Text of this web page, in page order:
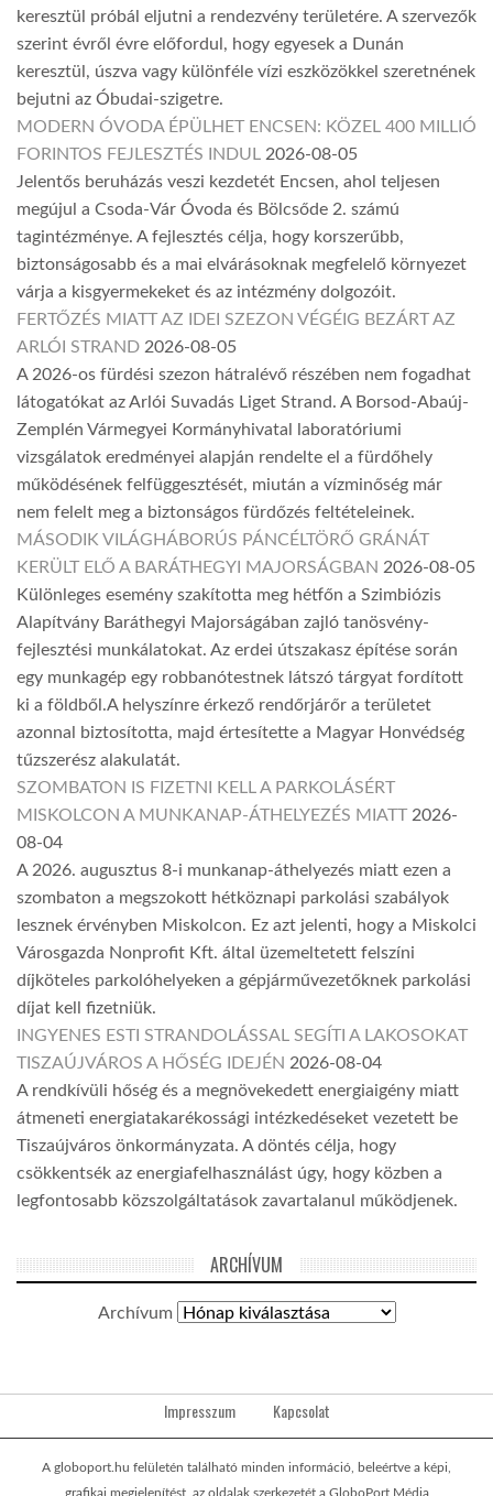
keresztül próbál eljutni a rendezvény területére. A szervezők
szerint évről évre előfordul, hogy egyesek a Dunán
keresztül, úszva vagy különféle vízi eszközökkel szeretnének
bejutni az Óbudai-szigetre.
MODERN ÓVODA ÉPÜLHET ENCSEN: KÖZEL 400 MILLIÓ
FORINTOS FEJLESZTÉS INDUL 2026-08-05
Jelentős beruházás veszi kezdetét Encsen, ahol teljesen
megújul a Csoda-Vár Óvoda és Bölcsőde 2. számú
tagintézménye. A fejlesztés célja, hogy korszerűbb,
biztonságosabb és a mai elvárásoknak megfelelő környezet
várja a kisgyermekeket és az intézmény dolgozóit.
FERTŐZÉS MIATT AZ IDEI SZEZON VÉGÉIG BEZÁRT AZ
ARLÓI STRAND 2026-08-05
A 2026-os fürdési szezon hátralévő részében nem fogadhat
látogatókat az Arlói Suvadás Liget Strand. A Borsod-Abaúj-
Zemplén Vármegyei Kormányhivatal laboratóriumi
vizsgálatok eredményei alapján rendelte el a fürdőhely
működésének felfüggesztését, miután a vízminőség már
nem felelt meg a biztonságos fürdőzés feltételeinek.
MÁSODIK VILÁGHÁBORÚS PÁNCÉLTÖRŐ GRÁNÁT
KERÜLT ELŐ A BARÁTHEGYI MAJORSÁGBAN 2026-08-05
Különleges esemény szakította meg hétfőn a Szimbiózis
Alapítvány Baráthegyi Majorságában zajló tanösvény-
fejlesztési munkálatokat. Az erdei útszakasz építése során
egy munkagép egy robbanótestnek látszó tárgyat fordított
ki a földből.A helyszínre érkező rendőrjárőr a területet
azonnal biztosította, majd értesítette a Magyar Honvédség
tűzszerész alakulatát.
SZOMBATON IS FIZETNI KELL A PARKOLÁSÉRT
MISKOLCON A MUNKANAP-ÁTHELYEZÉS MIATT 2026-
08-04
A 2026. augusztus 8-i munkanap-áthelyezés miatt ezen a
szombaton a megszokott hétköznapi parkolási szabályok
lesznek érvényben Miskolcon. Ez azt jelenti, hogy a Miskolci
Városgazda Nonprofit Kft. által üzemeltetett felszíni
díjköteles parkolóhelyeken a gépjárművezetőknek parkolási
díjat kell fizetniük.
INGYENES ESTI STRANDOLÁSSAL SEGÍTI A LAKOSOKAT
TISZAÚJVÁROS A HŐSÉG IDEJÉN 2026-08-04
A rendkívüli hőség és a megnövekedett energiaigény miatt
átmeneti energiatakarékossági intézkedéseket vezetett be
Tiszaújváros önkormányzata. A döntés célja, hogy
csökkentsék az energiafelhasználást úgy, hogy közben a
legfontosabb közszolgáltatások zavartalanul működjenek.
ARCHÍVUM
Archívum
Impresszum Kapcsolat
A globoport.hu felületén található minden információ, beleértve a képi,
grafikai megjelenítést, az oldalak szerkezetét a GloboPort Média